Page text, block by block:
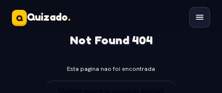
Q Quizado.
Not Found 404
Esta pagina nao foi encontrada